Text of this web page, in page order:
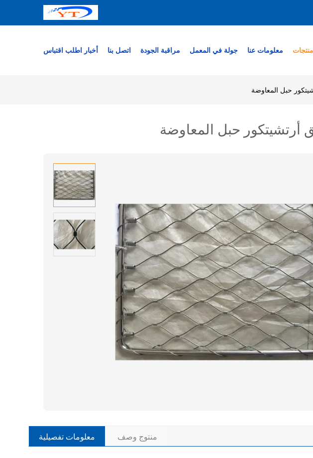
منتجات معلومات عنا جولة في المعمل مراقبة الجودة اتصل بنا أخبار اطلب اقتباس
حبل المعاوضة
أرتشيتكور حبل المعاوضة
معلومات تفصيلية منتوج وصف